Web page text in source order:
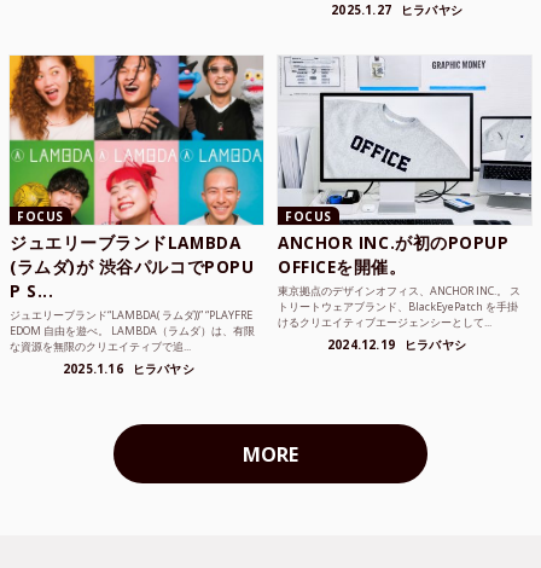
2025.1.27 ヒラバヤシ
FOCUS
ジュエリーブランドLAMBDA
(ラムダ)が 渋谷パルコでPOPU
P S...
ジュエリーブランド“LAMBDA( ラムダ))” “PLAYFRE
EDOM 自由を遊べ。 LAMBDA（ラムダ）は、有限
な資源を無限のクリエイティブで追...
2025.1.16 ヒラバヤシ
FOCUS
ANCHOR INC.が初のPOPUP
OFFICEを開催。
東京拠点のデザインオフィス、ANCHOR INC.。 ス
トリートウェアブランド、BlackEyePatch を手掛
けるクリエイティブエージェンシーとして...
2024.12.19 ヒラバヤシ
MORE